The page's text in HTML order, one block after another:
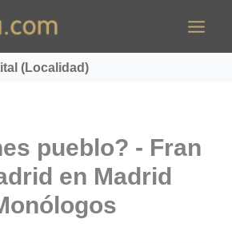
(Localidad)
pueblo? - Fran
en Madrid